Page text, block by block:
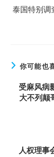
泰国特别调
你可能也
受麻风病
大不列颠
人权理事